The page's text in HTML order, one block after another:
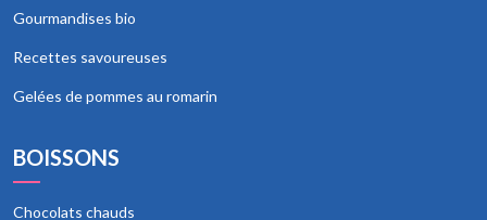
Gourmandises bio
Recettes savoureuses
Gelées de pommes au romarin
BOISSONS
Chocolats chauds